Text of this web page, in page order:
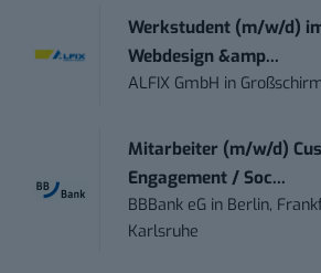
Werkstudent (m/w/d)
Webdesign &amp...
ALFIX GmbH in
Mitarbeiter (m/w/d)
Engagement / Soc...
BBBank eG in Berlin,
Karlsruhe